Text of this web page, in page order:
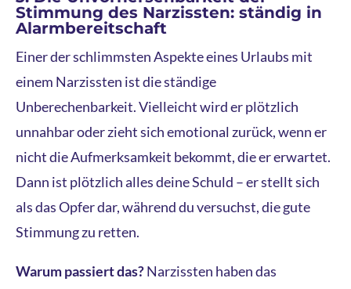
Stimmung des Narzissten: ständig in
Alarmbereitschaft
Einer der schlimmsten Aspekte eines Urlaubs mit
einem Narzissten ist die ständige
Unberechenbarkeit. Vielleicht wird er plötzlich
unnahbar oder zieht sich emotional zurück, wenn er
nicht die Aufmerksamkeit bekommt, die er erwartet.
Dann ist plötzlich alles deine Schuld – er stellt sich
als das Opfer dar, während du versuchst, die gute
Stimmung zu retten.
Warum passiert das?Narzissten haben das